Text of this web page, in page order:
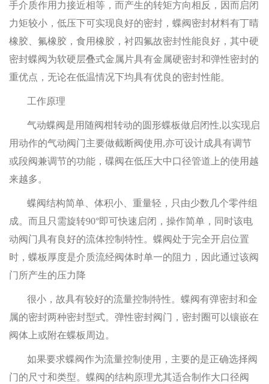
手介质作用力接近相等，而产生的转矩方向相反，因而启闭
力矩较小，低压下可实现良好的密封，蝶阀密封材料有丁晴
橡胶、氟橡胶，食用橡胶，衬四氟故密封性能良好，其中硬
密封蝶阀为软硬层叠式金属片具有金属硬密封和弹性密封的
重优点，无论在低温情况下均具有优良的密封性能。
工作原理
气动蝶阀是用随阀柑转动的圆形蝶板做启闭性,以实现启
用动作的气动阀门主要做截断阀使用,亦可设计成具有调节
或段阀兼调节的功能，碟阀在低压大中口径管道上的使用越
来越多。
蝶阀结构简单、体积小、重量轻，只由少数几个零件组
成。而且只需旋转90°即可快速启闭，操作简单，同时该电
动阀门具有良好的流体控制特性。蝶阀处于完全开启位置
时，蝶板厚度是介质流经阀体时单一的阻力，因此通过该阀
门所产生的压力降
很小，故具有较好的流量控制特性。蝶阀有弹密封和金
属的密封两种密封型式。弹性密封阀门，密封圈可以镶嵌在
阀体上或附在蝶板周边。
如果要求蝶阀作为流量控制使用，主要的是正确选择阀
门的尺寸和类型。蝶阀的结构原理尤其适合制作大口径阀